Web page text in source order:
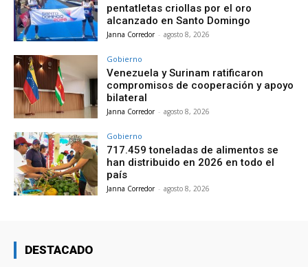
pentatletas criollas por el oro
alcanzado en Santo Domingo
Janna Corredor - agosto 8, 2026
Gobierno
Venezuela y Surinam ratificaron
compromisos de cooperación y apoyo
bilateral
Janna Corredor - agosto 8, 2026
Gobierno
717.459 toneladas de alimentos se
han distribuido en 2026 en todo el
país
Janna Corredor - agosto 8, 2026
DESTACADO